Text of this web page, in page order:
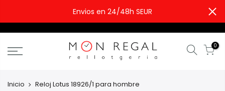
Envios en 24/48h SEUR
0
Inicio Reloj Lotus 18926/1 para hombre